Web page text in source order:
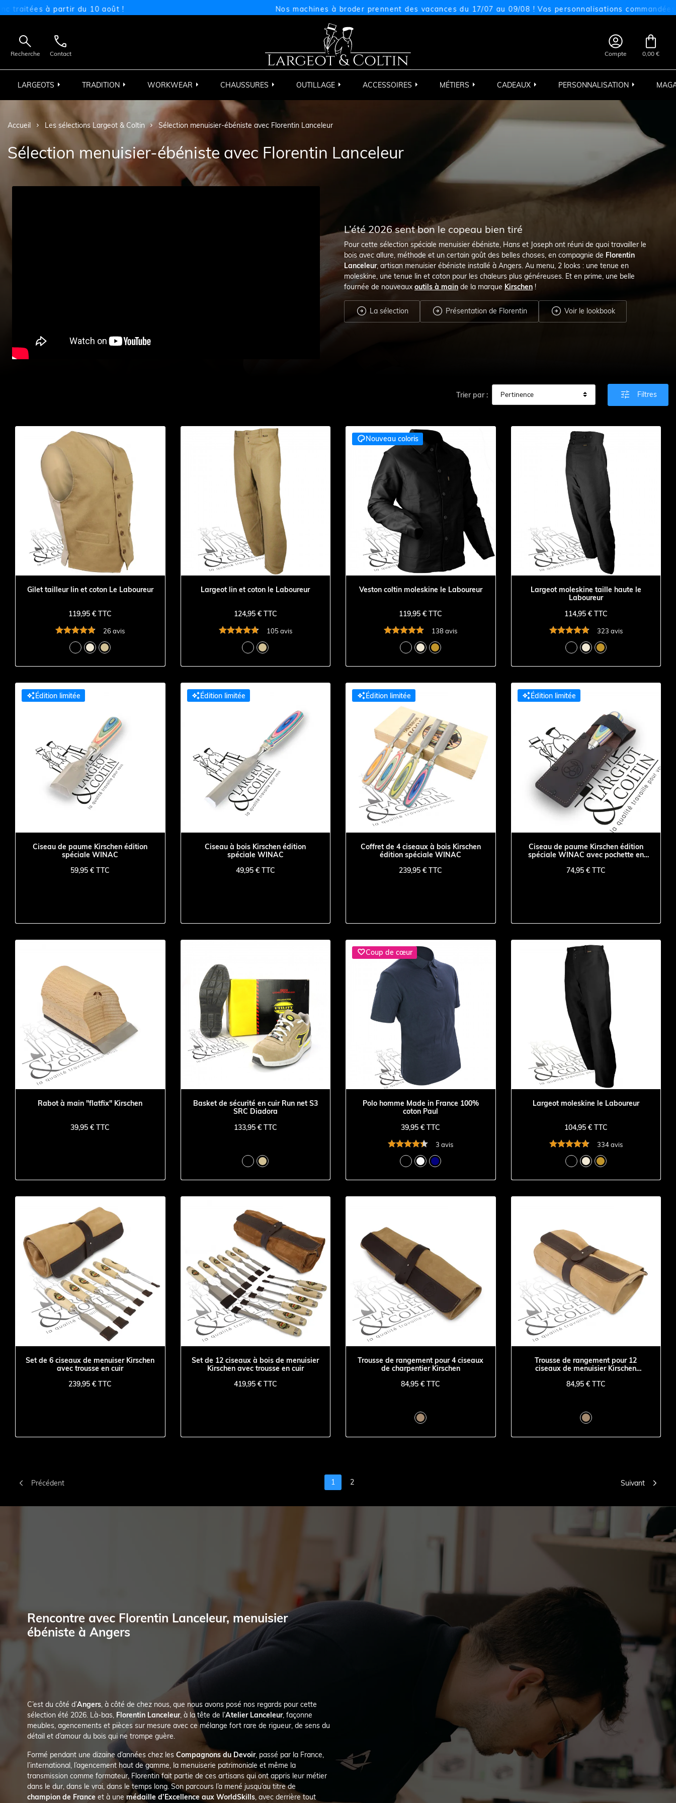
du 10 août ! Nos machines à broder prennent des vacances du 17/07 au 09/08 ! Vos personnalisations commandées sur cette

Recherche

Contact

Compte

0,00 €
LARGEOTS TRADITION WORKWEAR CHAUSSURES OUTILLAGE ACCESSOIRES MÉTIERS CADEAUX PERSONNALISATION
Accueil Les sélections Largeot & Coltin Sélection menuisier-ébéniste avec Florentin Lanceleur
Sélection menuisier-ébéniste avec Florentin Lanceleur
L’été 2026 sent bon le copeau bien tiré
Pour cette sélection spéciale menuisier ébéniste, Hans et Joseph ont réuni de quoi travailler le
bois avec allure, méthode et un certain goût des belles choses, en compagnie de Florentin
Lanceleur, artisan menuisier ébéniste installé à Angers. Au menu, 2 looks : une tenue en
moleskine, une tenue lin et coton pour les chaleurs plus généreuses. Et en prime, une belle
fournée de nouveaux outils à main de la marque Kirschen !
 La sélection  Présentation de Florentin  Voir le lookbook
 Filtres
Trier par :
Gilet tailleur lin et coton Le Laboureur
119,95 € TTC
26 avis
Largeot lin et coton le Laboureur
124,95 € TTC
105 avis
Nouveau coloris
Veston coltin moleskine le Laboureur
119,95 € TTC
138 avis
Largeot moleskine taille haute le
Laboureur
114,95 € TTC
323 avis
Édition limitée
Ciseau de paume Kirschen édition
spéciale WINAC
59,95 € TTC
Édition limitée
Ciseau à bois Kirschen édition
spéciale WINAC
49,95 € TTC
Édition limitée
Coffret de 4 ciseaux à bois Kirschen
édition spéciale WINAC
239,95 € TTC
Édition limitée
Ciseau de paume Kirschen édition
spéciale WINAC avec pochette en
74,95 € TTC
Rabot à main "flatfix" Kirschen
39,95 € TTC
Basket de sécurité en cuir Run net S3
SRC Diadora
133,95 € TTC
Coup de cœur
Polo homme Made in France 100%
coton Paul
39,95 € TTC
3 avis
Largeot moleskine le Laboureur
104,95 € TTC
334 avis
Set de 6 ciseaux de menuiser Kirschen
avec trousse en cuir
239,95 € TTC
Set de 12 ciseaux à bois de menuisier
Kirschen avec trousse en cuir
419,95 € TTC
Trousse de rangement pour 4 ciseaux
de charpentier Kirschen
84,95 € TTC
Trousse de rangement pour 12
ciseaux de menuisier Kirschen
84,95 € TTC
 Précédent 1 2 Suivant 
Rencontre avec Florentin Lanceleur, menuisier
ébéniste à Angers
C’est du côté d’Angers, à côté de chez nous, que nous avons posé nos regards pour cette
sélection été 2026. Là-bas, Florentin Lanceleur, à la tête de l’Atelier Lanceleur, façonne
meubles, agencements et pièces sur mesure avec ce mélange fort rare de rigueur, de sens du
détail et d’amour du bois qui ne trompe guère.
Formé pendant une dizaine d’années chez les Compagnons du Devoir, passé par la France,
l’international, l’agencement haut de gamme, la menuiserie patrimoniale et même la
transmission comme formateur, Florentin fait partie de ces artisans qui ont appris leur métier
dans le dur, dans le vrai, dans le temps long. Son parcours l’a mené jusqu’au titre de
champion de France et à unemédaille d’Excellence aux WorldSkills, avec derrière tout